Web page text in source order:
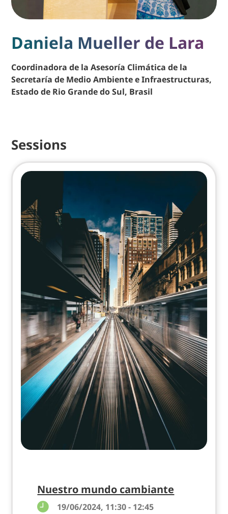
Daniela Mueller de Lara
Coordinadora de la Asesoría Climática de la
Secretaría de Medio Ambiente e Infraestructuras,
Estado de Rio Grande do Sul, Brasil
Sessions
Nuestro mundo cambiante
19/06/2024, 11:30 - 12:45